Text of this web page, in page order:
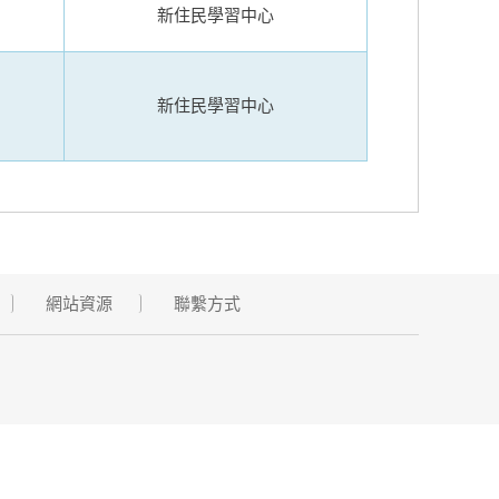
新住民學習中心
新住民學習中心
網站資源 聯繫方式